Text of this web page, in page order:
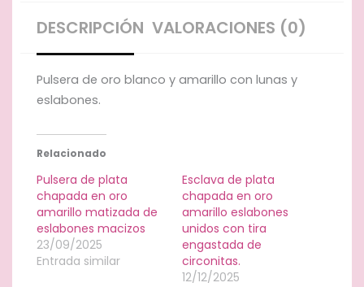
de
oro
DESCRIPCIÓN VALORACIONES (0)
Pulsera de oro blanco y amarillo con lunas y
eslabones.
Relacionado
Pulsera de plata
chapada en oro
amarillo matizada de
eslabones macizos
23/09/2025
Entrada similar
Esclava de plata
chapada en oro
amarillo eslabones
unidos con tira
engastada de
circonitas.
12/12/2025